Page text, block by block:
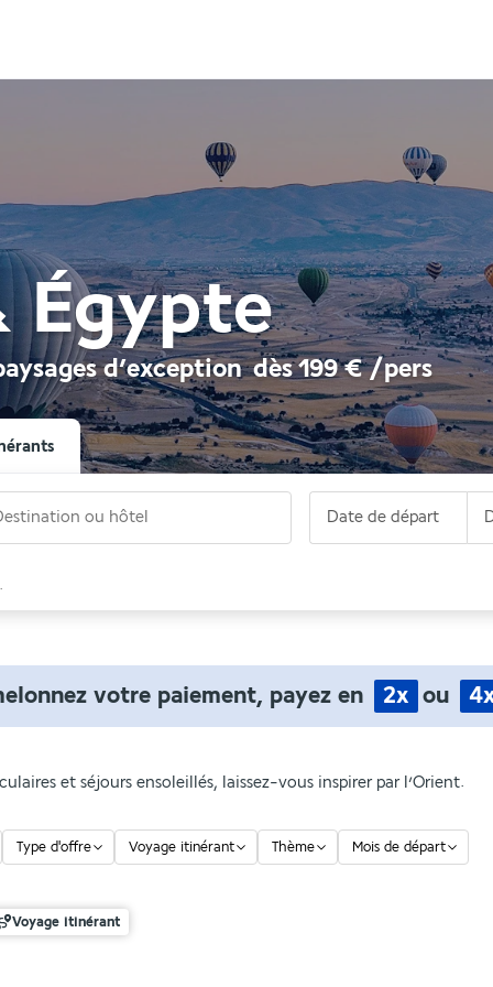
Égypte
d’exception dès199 €/pers
ou hôtel Date de départ
votre paiement, payez en 2x ou
et séjours ensoleillés, laissez-vous inspirer par l’Orient.
Type d'offre Voyage itinérant Thème Mois de départ
Voyage itinérant